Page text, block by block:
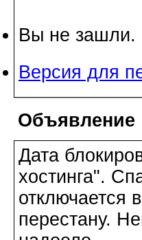
Вы не зашли.
Версия для
Объявление
Дата
хостинга".
отключается
перестану.